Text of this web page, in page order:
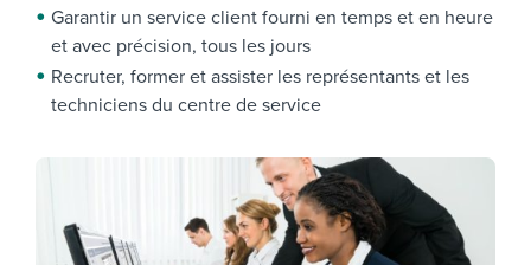
Garantir un service client fourni en temps et en heure
et avec précision, tous les jours
Recruter, former et assister les représentants et les
techniciens du centre de service